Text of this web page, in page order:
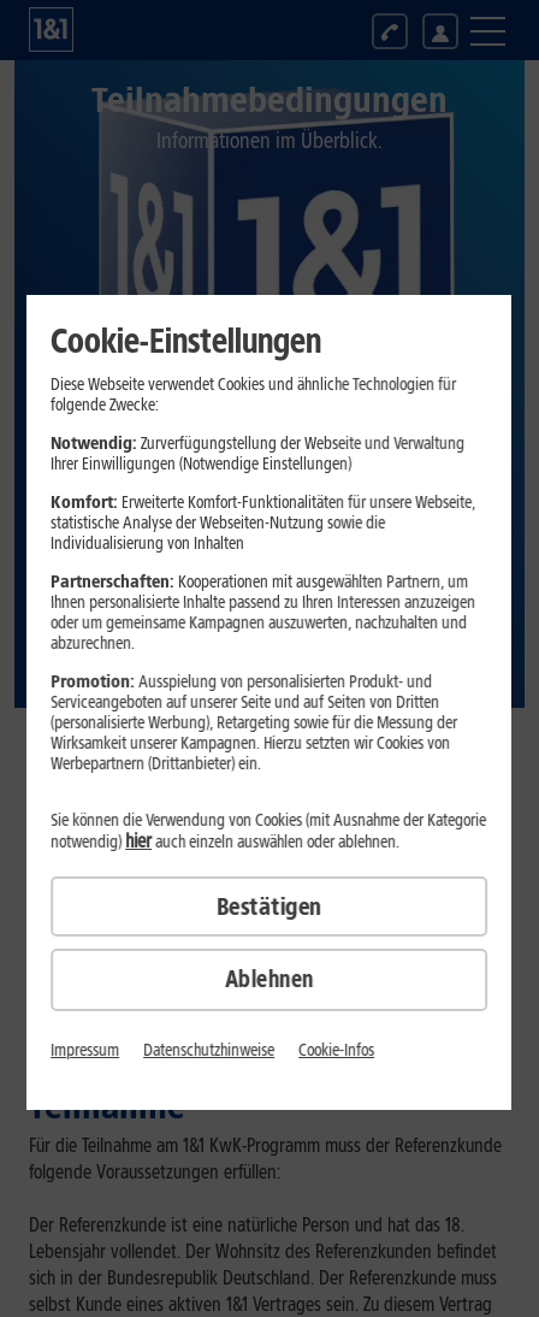
Teilnahmebedingungen
Informationen im Überblick.
Vertragsgegenstand
(nachfolgend „1&1“) vertreibt Produkte und Dienstleistungen
(nachfolgend „1&1 Produkte“) im Rahmen des KwK-Programms über
Banner, Empfehlungs-E-Mails oder -Links an Kunden. Die
Produktpalette von 1&1 steht unter dem Vorbehalt der Änderung.
1&1 ist berechtigt, Produkte, den Produkt- und Leistungsumfang
und die entsprechenden Preise nach eigenem, freiem Ermessen
Voraussetzungen für die
Teilnahme
Für die Teilnahme am 1&1 KwK-Programm muss der Referenzkunde
folgende Voraussetzungen erfüllen:
Der Referenzkunde ist eine natürliche Person und hat das 18.
Lebensjahr vollendet. Der Wohnsitz des Referenzkunden befindet
sich in der Bundesrepublik Deutschland. Der Referenzkunde muss
selbst Kunde eines aktiven 1&1 Vertrages sein. Zu diesem Vertrag
Cookie-Einstellungen
Diese Webseite verwendet Cookies und ähnliche Technologien für
folgende Zwecke:
Notwendig: Zurverfügungstellung der Webseite und Verwaltung
Ihrer Einwilligungen (Notwendige Einstellungen)
Komfort: Erweiterte Komfort-Funktionalitäten für unsere Webseite,
statistische Analyse der Webseiten-Nutzung sowie die
Individualisierung von Inhalten
Partnerschaften: Kooperationen mit ausgewählten Partnern, um
Ihnen personalisierte Inhalte passend zu Ihren Interessen anzuzeigen
oder um gemeinsame Kampagnen auszuwerten, nachzuhalten und
abzurechnen.
Promotion:Ausspielung von personalisierten Produkt- und
Serviceangeboten auf unserer Seite und auf Seiten von Dritten
(personalisierte Werbung), Retargeting sowie für die Messung der
Wirksamkeit unserer Kampagnen. Hierzu setzten wir Cookies von
Werbepartnern (Drittanbieter) ein.
Ablehnen
Sie können die Verwendung von Cookies (mit Ausnahme der Kategorie
notwendig)hierauch einzeln auswählen oder ablehnen.
Bestätigen
Impressum Datenschutzhinweise Cookie-Infos